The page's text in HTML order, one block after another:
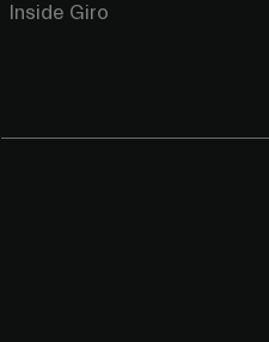
Inside Giro